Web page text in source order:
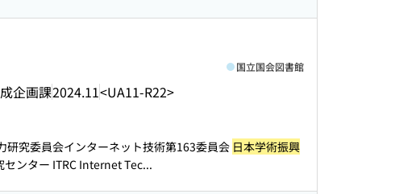
企画課2024.11<UA11-R22>
国立国会図書館
研究委員会インターネット技術第163委員会 日本学術振興
ンター ITRC Internet Tec...